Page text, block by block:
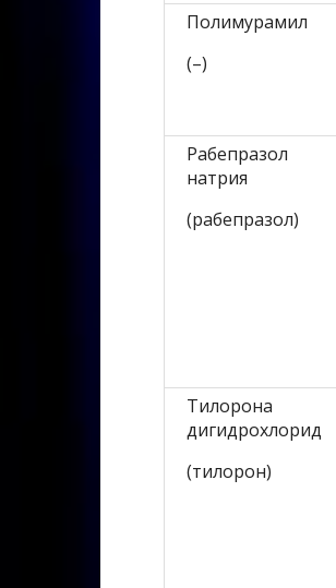
Полимурамил
(–)
Рабепразол
натрия
(рабепразол)
Тилорона
дигидрохлорид
(тилорон)